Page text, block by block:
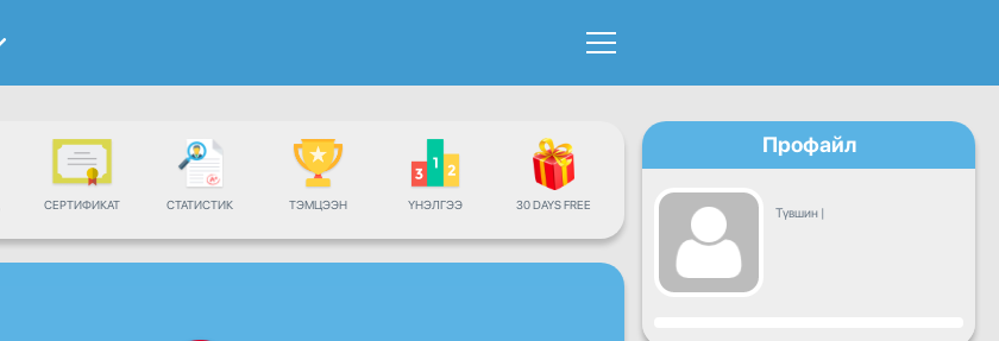
СЕРТИФИКАТ СТАТИСТИК ТЭМЦЭЭН ҮНЭЛГЭЭ 30 DAYS FREE
Профайл
Түвшин |